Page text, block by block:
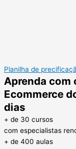
Planilha de
Aprenda com
Ecommerce
dias
+ de 30 cursos
com especialistas
+ de 400 aulas